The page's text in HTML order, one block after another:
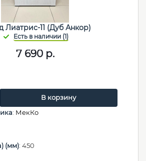
Лиатрис-11 (Дуб Анкор)
7 690р.
В корзину
: МекКо
(мм): 450